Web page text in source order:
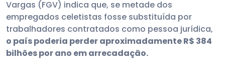
Vargas (FGV) indica que, se metade dos
empregados celetistas fosse substituída por
trabalhadores contratados como pessoa jurídica,
o país poderia perder aproximadamente R$ 384
bilhões por ano em arrecadação.